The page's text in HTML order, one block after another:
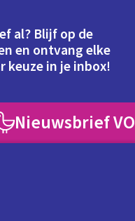
al? Blijf op de
en ontvang elke
keuze in je inbox!
Nieuwsbrief VO